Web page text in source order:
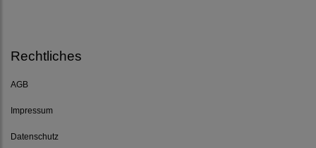
Rechtliches
AGB
Impressum
Datenschutz